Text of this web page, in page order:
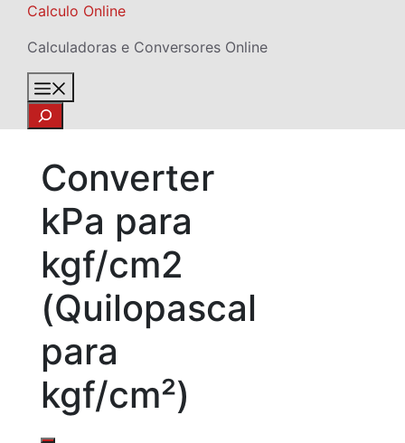
Skip
content
Calculo Online
Calculadoras e Conversores Online
Search
Converter
kPa para
kgf/cm2
(Quilopascal
para
kgf/cm²)